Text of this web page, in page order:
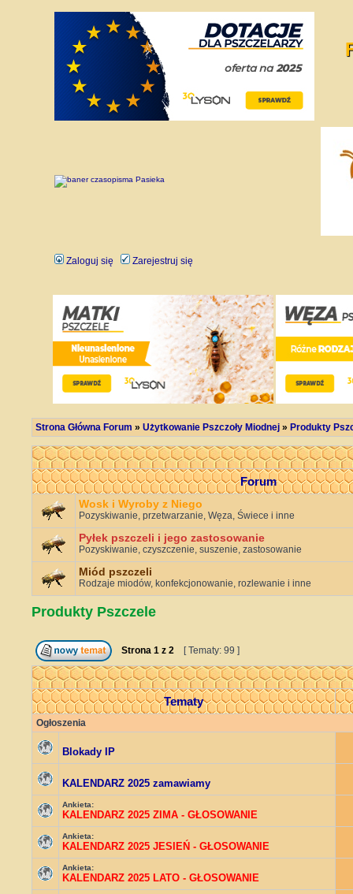
Zaloguj się Zarejestruj się
Strona Główna Forum » Użytkowanie Pszczoły Miodnej » Produkty
Forum
Wosk i Wyroby z Niego
Pozyskiwanie, przetwarzanie, Węza, Świece i inne
Pyłek pszczeli i jego zastosowanie
Pozyskiwanie, czyszczenie, suszenie, zastosowanie
Miód pszczeli
Rodzaje miodów, konfekcjonowanie, rozlewanie i inne
Produkty Pszczele
Strona 1 z 2 [ Tematy: 99 ]
Tematy
Ogłoszenia
Blokady IP
KALENDARZ 2025 zamawiamy
Ankieta:
KALENDARZ 2025 ZIMA - GŁOSOWANIE
Ankieta:
KALENDARZ 2025 JESIEŃ - GŁOSOWANIE
Ankieta:
KALENDARZ 2025 LATO - GŁOSOWANIE